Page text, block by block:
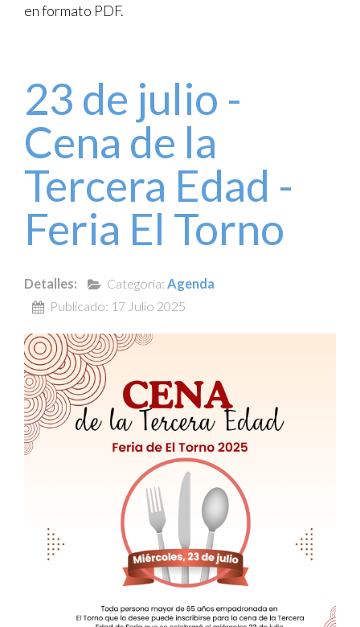
en formato PDF.
23 de julio -
Cena de la
Tercera Edad -
Feria El Torno
Detalles: Categoría: Agenda
Publicado: 17 Julio 2025